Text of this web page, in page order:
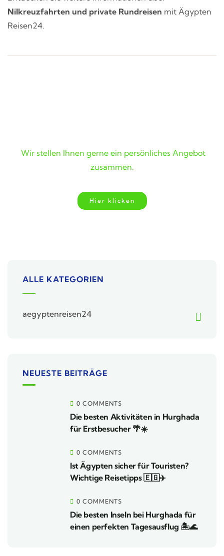
Nilkreuzfahrten und private Rundreisen mit Ägypten
Reisen24.
Wir stellen Ihnen gerne ein persönliches Angebot
zusammen.
Hier klicken
ALLE KATEGORIEN
aegyptenreisen24
NEUESTE BEITRÄGE
0 COMMENTS
Die besten Aktivitäten in Hurghada
für Erstbesucher 🌴☀️
0 COMMENTS
Ist Ägypten sicher für Touristen?
Wichtige Reisetipps 🇪🇬✈️
0 COMMENTS
Die besten Inseln bei Hurghada für
einen perfekten Tagesausflug 🏝️🌊